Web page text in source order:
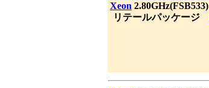
Xeon 2.80GHz(FSB533)
リテールパッケージ